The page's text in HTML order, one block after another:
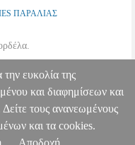
ΠΑΡΑΛΙΑΣ
ΚΟΡΔΕΛΑ 29CM
SUMMERTIEMPO
ACCESSORIES
την ευκολία της
και διαφημίσεων και
τους ανανεωμένους
και τα cookies.
Αποδοχή